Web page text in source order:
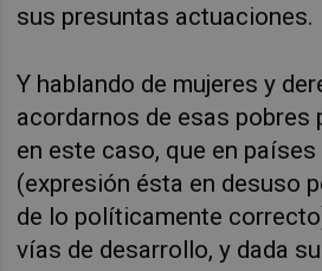
sus presuntas actuaciones.
Y hablando de mujeres y
acordarnos de esas pobres
en este caso, que en
(expresión ésta en desuso
de lo políticamente
vías de desarrollo, y dada